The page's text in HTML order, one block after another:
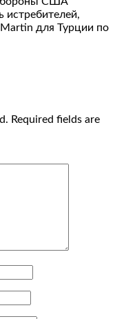
истребителей,
для Турции по
Required fields are